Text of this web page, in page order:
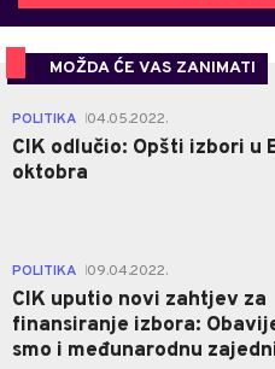
MOŽDA ĆE VAS ZANIMATI
POLITIKA 04.05.2022.
CIK odlučio: Opšti izbori u
oktobra
POLITIKA 09.04.2022.
CIK uputio novi zahtjev za
finansiranje izbora:
smo i međunarodnu